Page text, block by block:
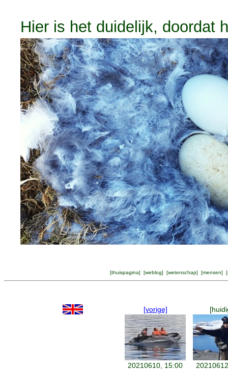
Hier is het duidelijk, doordat
[thuispagina] [weblog] [wetenschap] [mensen] [
[vorige]
20210610, 15:00